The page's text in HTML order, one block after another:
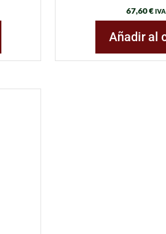
67,60€
Añadir al